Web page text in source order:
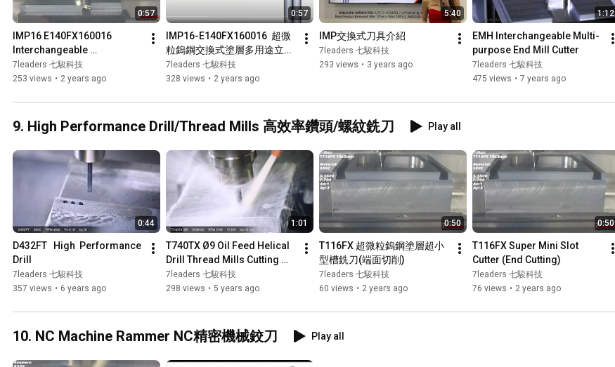
0:57
IMP16 E140FX160016
Interchangeable
Multipurpose End Mills
7leaders 七駿科技
253 views • 2 years ago
0:57
IMP16-E140FX160016  超微
粒鎢鋼交換式塗層多用途立銑
刀
7leaders 七駿科技
328 views • 2 years ago
5:40
IMP交換式刀具介紹
7leaders 七駿科技
293 views • 3 years ago
1:12
EMH Interchangeable Multi-
purpose End Mill Cutter
7leaders 七駿科技
475 views • 7 years ago
9. High Performance Drill/Thread Mills 高效率鑽頭/螺紋銑刀 Play all
0:44
D432FT   High  Performance
Drill
7leaders 七駿科技
357 views • 6 years ago
1:01
T740TX Ø9 Oil Feed Helical
Drill Thread Mills Cutting
Test 超微粒鎢鋼塗層內冷螺紋
鑽銑刀 切削測試
7leaders 七駿科技
298 views • 5 years ago
0:50
T116FX 超微粒鎢鋼塗層超小
型槽銑刀(端面切削)
7leaders 七駿科技
60 views • 2 years ago
0:50
T116FX Super Mini Slot
Cutter (End Cutting)
7leaders 七駿科技
76 views • 2 years ago
10. NC Machine Rammer NC精密機械鉸刀 Play all